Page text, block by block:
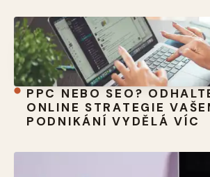
PPC NEBO SEO?
ONLINE STRATEGIE
PODNIKÁNÍ VYDĚLÁ VÍC